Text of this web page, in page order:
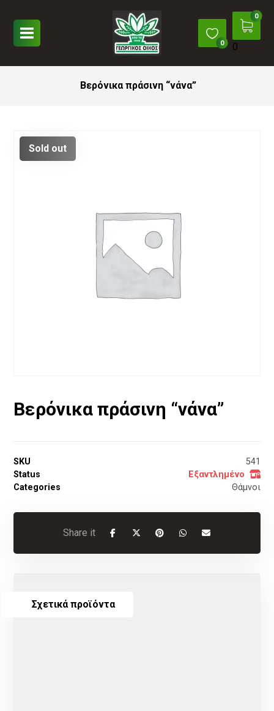
0
Βερόνικα πράσινη “νάνα”
Sold out
Βερόνικα πράσινη “νάνα”
SKU
541
Status
Εξαντλημένο
Categories
Θάμνοι
Σχετικά προϊόντα